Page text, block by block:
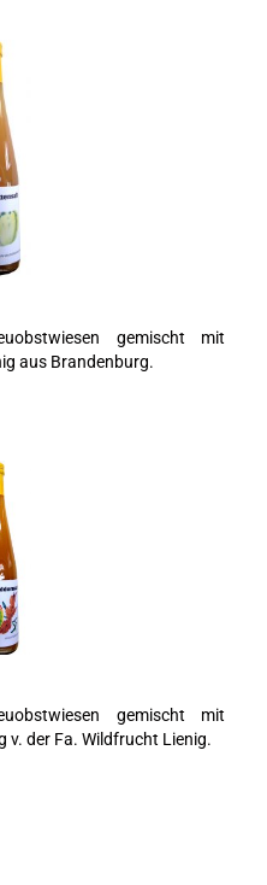
gemischt mit
aus Brandenburg.
gemischt mit
der Fa. Wildfrucht Lienig.